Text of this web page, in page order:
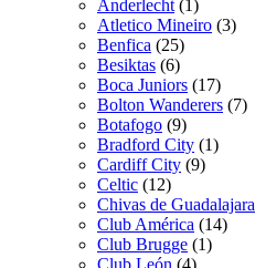
Anderlecht (1)
Atletico Mineiro (3)
Benfica (25)
Besiktas (6)
Boca Juniors (17)
Bolton Wanderers (7)
Botafogo (9)
Bradford City (1)
Cardiff City (9)
Celtic (12)
Chivas de Guadalajara
Club América (14)
Club Brugge (1)